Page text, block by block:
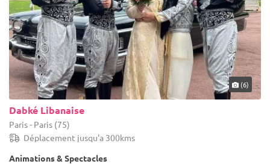
(6)
Dabké Libanaise
Paris - Paris (75)
Déplacement jusqu'a 300kms
Animations & Spectacles